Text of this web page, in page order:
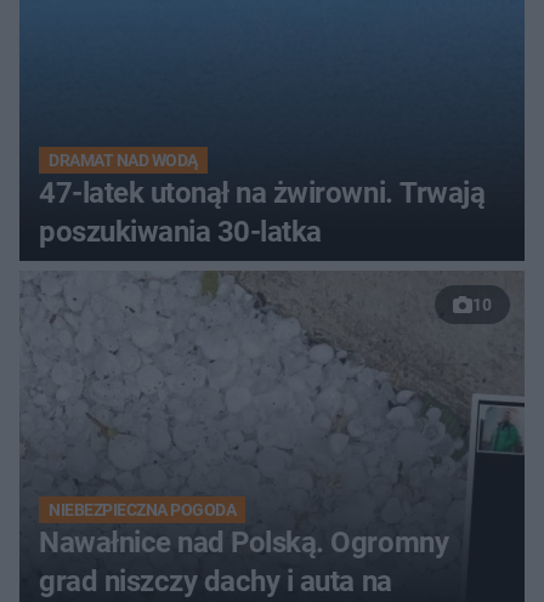
DRAMAT NAD WODĄ
47-latek utonął na żwirowni. Trwają
poszukiwania 30-latka
10
NIEBEZPIECZNA POGODA
Nawałnice nad Polską. Ogromny
grad niszczy dachy i auta na